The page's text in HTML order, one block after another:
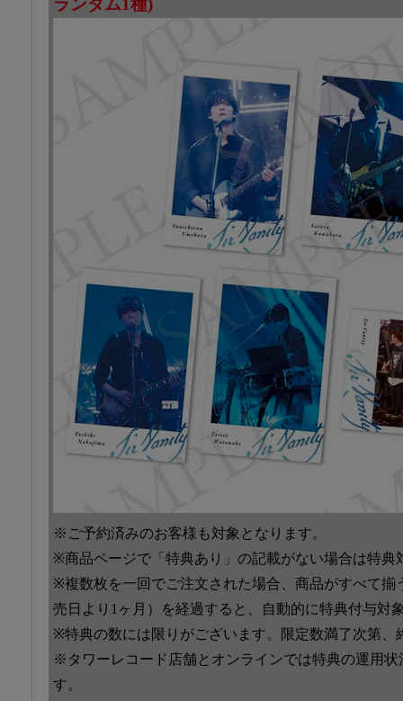
ランダム1種)
※ご予約済みのお客様も対象となります。
※商品ページで「特典あり」の記載がない場合は特典
※複数枚を一回でご注文された場合、商品がすべて揃
売日より1ヶ月）を経過すると、自動的に特典付与対
※特典の数には限りがございます。限定数満了次第、
※タワーレコード店舗とオンラインでは特典の運用
す。